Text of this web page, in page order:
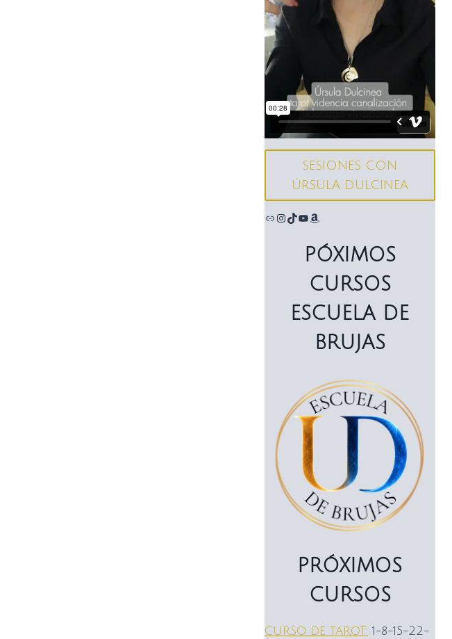
SESIONES CON
ÚRSULA DULCINEA
Enlace
Instagram
TikTok
YouTube
Amazon
PÓXIMOS
CURSOS
ESCUELA DE
BRUJAS
PRÓXIMOS
CURSOS
CURSO DE TAROT: 1-8-15-22-